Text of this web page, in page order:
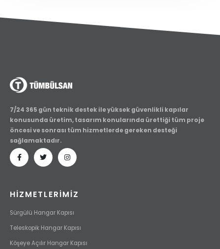
7/24 365 gün teknik destek ile yüksek güvenlikli kapılar
konusunda üretim, tasarım konularında ürettiği tüm proje
öncesi ve sonrası tüm hizmetlerde gereken desteği
sağlamaktadır.
HİZMETLERİMİZ
Sürgülü Hangar Kapısı
Teleskopik Hangar Kapısı
Köşeye Açılır Hangar Kapısı